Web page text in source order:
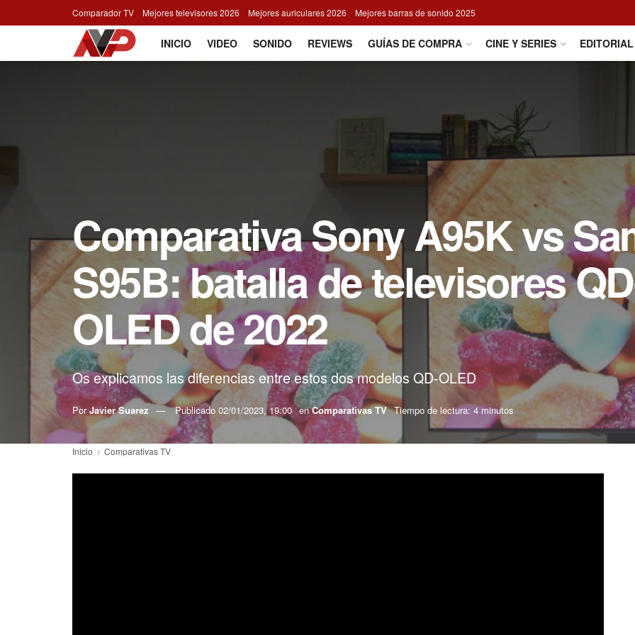
Comparador TV Mejores televisores 2026 Mejores auriculares 2026 Mejores barras de sonido 2025
INICIO VIDEO SONIDO REVIEWS GUÍAS DE COMPRA CINE Y SERIES EDITORIAL
Comparativa Sony A95K vs
S95B: batalla de televisores
OLED de 2022
Os explicamos las diferencias entre estos dos modelos QD-OLED
Por Javier Suarez Publicado 02/01/2023, 19:00 en Comparativas TV Tiempo de lectura: 4 minutos
Inicio Comparativas TV